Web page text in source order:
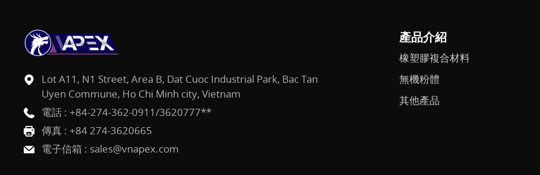
產品介紹
橡塑膠複合材料
無機粉體
其他產品
Lot A11, N1 Street, Area B, Dat Cuoc Industrial Park, Bac Tan
Uyen Commune, Ho Chi Minh city, Vietnam
電話 : +84-274-362-0911/3620777**
傳真 : +84 274-3620665
電子信箱 : sales@vnapex.com